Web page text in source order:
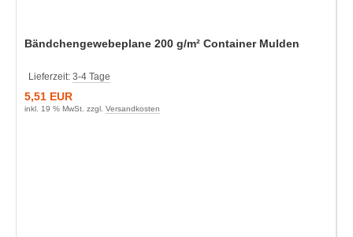
Bändchengewebeplane 200 g/m² Container Mulden
Lieferzeit: 3-4 Tage
5,51 EUR
inkl. 19 % MwSt. zzgl. Versandkosten